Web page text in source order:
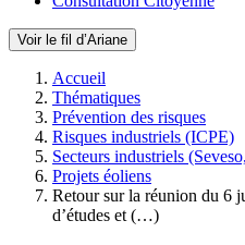
Voir le fil d’Ariane
Accueil
Thématiques
Prévention des risques
Risques industriels (ICPE)
Secteurs industriels
Projets éoliens
Retour sur la réunion du 6
d’études et (…)